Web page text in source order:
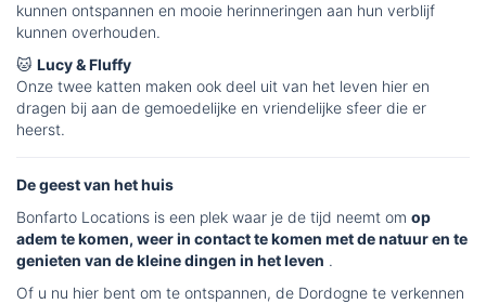
kunnen ontspannen en mooie herinneringen aan hun verblijf
kunnen overhouden.
🐱 Lucy & Fluffy
Onze twee katten maken ook deel uit van het leven hier en
dragen bij aan de gemoedelijke en vriendelijke sfeer die er
heerst.
De geest van het huis
Bonfarto Locations is een plek waar je de tijd neemt om op
adem te komen, weer in contact te komen met de natuur en te
genieten van de kleine dingen in het leven .
Of u nu hier bent om te ontspannen, de Dordogne te verkennen